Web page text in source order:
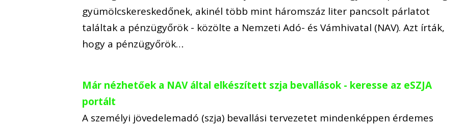
gyümölcskereskedőnek, akinél több mint háromszáz liter pancsolt párlatot
találtak a pénzügyőrök - közölte a Nemzeti Adó- és Vámhivatal (NAV). Azt írták,
hogy a pénzügyőrök…
Már nézhetőek a NAV által elkészített szja bevallások - keresse az eSZJA
portált
A személyi jövedelemadó (szja) bevallási tervezetet mindenképpen érdemes